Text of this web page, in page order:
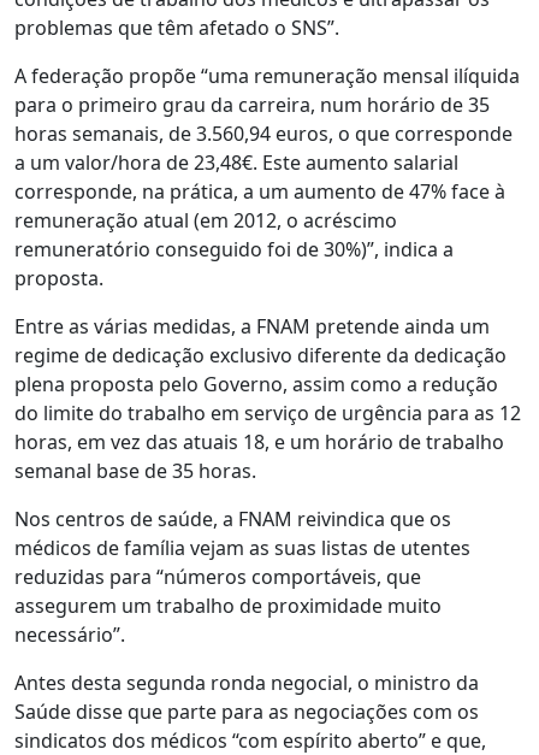
problemas que têm afetado o SNS”.
A federação propõe “uma remuneração mensal ilíquida
para o primeiro grau da carreira, num horário de 35
horas semanais, de 3.560,94 euros, o que corresponde
a um valor/hora de 23,48€. Este aumento salarial
corresponde, na prática, a um aumento de 47% face à
remuneração atual (em 2012, o acréscimo
remuneratório conseguido foi de 30%)”, indica a
proposta.
Entre as várias medidas, a FNAM pretende ainda um
regime de dedicação exclusivo diferente da dedicação
plena proposta pelo Governo, assim como a redução
do limite do trabalho em serviço de urgência para as 12
horas, em vez das atuais 18, e um horário de trabalho
semanal base de 35 horas.
Nos centros de saúde, a FNAM reivindica que os
médicos de família vejam as suas listas de utentes
reduzidas para “números comportáveis, que
assegurem um trabalho de proximidade muito
necessário”.
Antes desta segunda ronda negocial, o ministro da
Saúde disse que parte para as negociações com os
sindicatos dos médicos “com espírito aberto” e que,